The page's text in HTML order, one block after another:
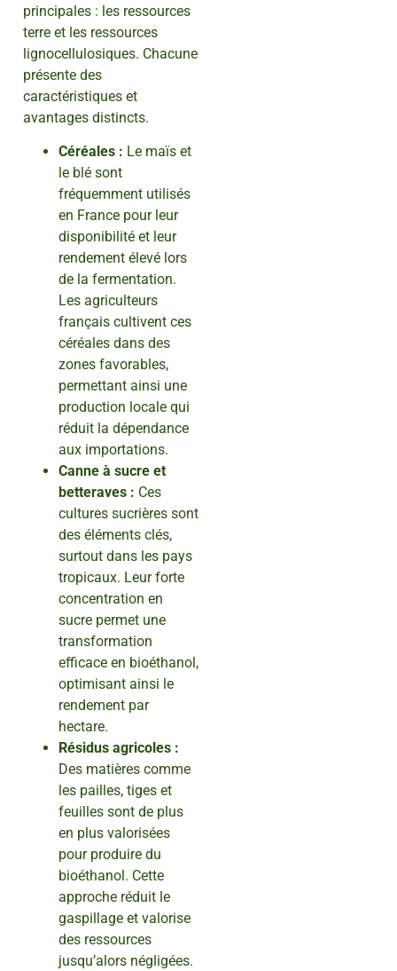
principales : les ressources
terre et les ressources
lignocellulosiques. Chacune
présente des
caractéristiques et
avantages distincts.
Céréales : Le maïs et
le blé sont
fréquemment utilisés
en France pour leur
disponibilité et leur
rendement élevé lors
de la fermentation.
Les agriculteurs
français cultivent ces
céréales dans des
zones favorables,
permettant ainsi une
production locale qui
réduit la dépendance
aux importations.
Canne à sucre et
betteraves : Ces
cultures sucrières sont
des éléments clés,
surtout dans les pays
tropicaux. Leur forte
concentration en
sucre permet une
transformation
efficace en bioéthanol,
optimisant ainsi le
rendement par
hectare.
Résidus agricoles :
Des matières comme
les pailles, tiges et
feuilles sont de plus
en plus valorisées
pour produire du
bioéthanol. Cette
approche réduit le
gaspillage et valorise
des ressources
jusqu’alors négligées.